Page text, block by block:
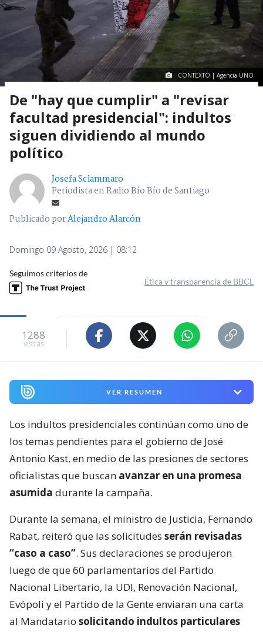
CONTEXTO | Agencia UNO
De "hay que cumplir" a "revisar
facultad presidencial": indultos
siguen dividiendo al mundo
político
Josefa Sciammaro
Periodista en Radio Bío Bío de Santiago
Publicado porAlejandro Alarcón
Domingo 09 Agosto, 2026 | 08:12
Seguimos criterios de
Ética y transparencia de BBCL
1288
visitas
VER RESUMEN
Los indultos presidenciales continúan como uno de
los temas pendientes para el gobierno de José
Antonio Kast, en medio de las presiones de sectores
oficialistas que buscan avanzar en una promesa
asumida durante la campaña.
Durante la semana, el ministro de Justicia, Fernando
Rabat, reiteró que las solicitudes serán revisadas
“caso a caso”. Sus declaraciones se produjeron
luego de que 60 parlamentarios del Partido
Nacional Libertario, la UDI, Renovación Nacional,
Evópoli y el Partido de la Gente enviaran una carta
al Mandatario solicitando indultos particulares